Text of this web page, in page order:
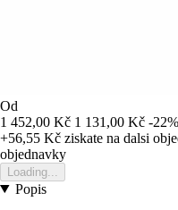
Od
1 452,00 Kč 1 131,00 Kč -22%
+56,55 Kč ziskate na dalsi
objednavky
Loading...
Popis